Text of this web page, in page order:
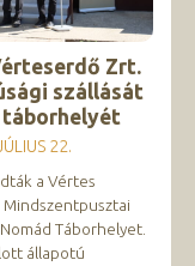
Zrt.
szállását
táborhelyét
22.
a Vértes
Táborhelyet.
állapotú